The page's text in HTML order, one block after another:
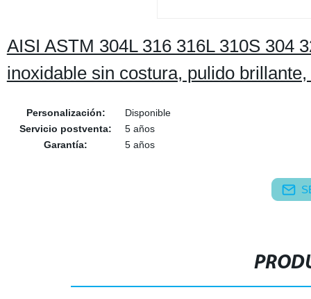
AISI ASTM 304L 316 316L 310S 304
inoxidable sin costura, pulido
Personalización:
Disponible
Servicio postventa:
5 años
Garantía:
5 años